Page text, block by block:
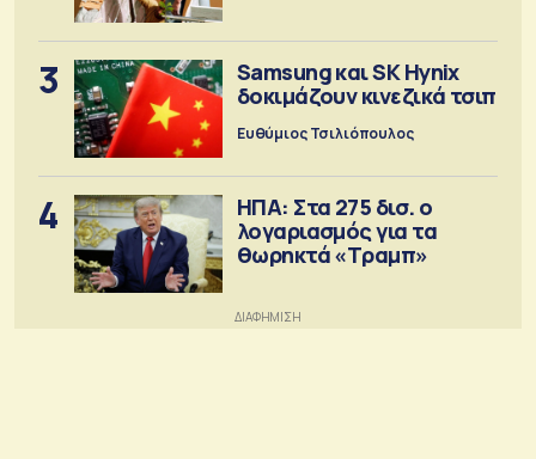
3
Samsung και SK Hynix
δοκιμάζουν κινεζικά τσιπ
Ευθύμιος Τσιλιόπουλος
4
ΗΠΑ: Στα 275 δισ. ο
λογαριασμός για τα
θωρηκτά «Τραμπ»